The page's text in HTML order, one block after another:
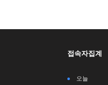
접속자집계
오늘